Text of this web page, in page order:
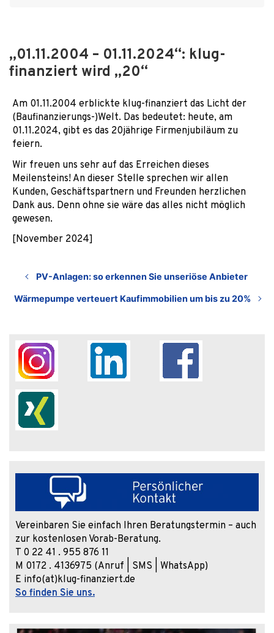
„01.11.2004 – 01.11.2024“: klug-
finanziert wird „20“
Am 01.11.2004 erblickte klug-finanziert das Licht der
(Baufinanzierungs-)Welt. Das bedeutet: heute, am
01.11.2024, gibt es das 20jährige Firmenjubiläum zu
feiern.
Wir freuen uns sehr auf das Erreichen dieses
Meilensteins! An dieser Stelle sprechen wir allen
Kunden, Geschäftspartnern und Freunden herzlichen
Dank aus. Denn ohne sie wäre das alles nicht möglich
gewesen.
[November 2024]
PV-Anlagen: so erkennen Sie unseriöse Anbieter
Wärmepumpe verteuert Kaufimmobilien um bis zu 20%
Vereinbaren Sie einfach Ihren Beratungstermin – auch
zur kostenlosen Vorab-Beratung.
T 0 22 41 . 955 876 11
M 0172 . 4136975 (Anruf | SMS | WhatsApp)
E info(at)klug-finanziert.de
So finden Sie uns.